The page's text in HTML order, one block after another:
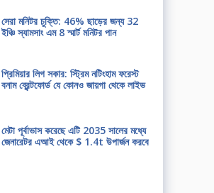
সেরা মনিটর চুক্তি: 46% ছাড়ের জন্য 32
ইঞ্চি স্যামসাং এম 8 স্মার্ট মনিটর পান
প্রিমিয়ার লিগ সকার: স্ট্রিম নটিংহাম ফরেস্ট
বনাম ব্রেন্টফোর্ড যে কোনও জায়গা থেকে লাইভ
মেটা পূর্বাভাস করেছে এটি 2035 সালের মধ্যে
জেনারেটর এআই থেকে $ 1.4t উপার্জন করবে